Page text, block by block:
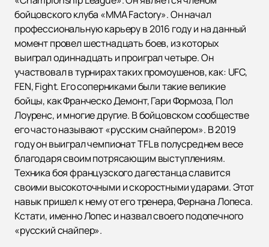
бойцовского клуба «MMA Factory». Он начал
профессиональную карьеру в 2016 году и на данный
момент провел шестнадцать боев, из которых
выиграл одиннадцать и проиграл четыре. Он
участвовал в турнирах таких промоушенов, как: UFC,
FEN, Fight. Его соперниками были такие великие
бойцы, как Франческо Демонт, Гари Формоза, Пол
Лоуренс, и многие другие. В бойцовском сообществе
его часто называют «русским снайпером». В 2019
году он выиграл чемпионат TFL в полусреднем весе
благодаря своим потрясающим выступлениям.
Техника боя французского дагестанца славится
своими высокоточными и скоростными ударами. Этот
навык пришел к нему от его тренера, Фернана Лопеса.
Кстати, именно Лопес и назвал своего подопечного
«русский снайпер».